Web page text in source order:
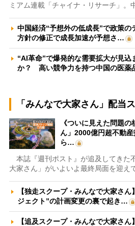
ミアム連載「チャイナ・リサーチ」。
中国経済“予想外の低成長”で政策
方針の修正で成長加速が予想さ…
“AI革命”で爆発的な需要拡大が見込
か？ 高い競争力を持つ中国の医薬
「みんなで大家さん」配当
《ついに見えた問題
ん」2000億円超不動
ら…
本誌『週刊ポスト』が追及してきた
大家さん」がいよいよ最終局面を迎え
【独走スクープ・みんなで大家さ
ジェクト”の計画変更の裏で起き…
【追及スクープ・みんなで大家さ